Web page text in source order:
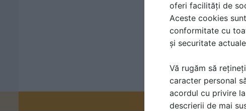
Promovați-vă
oferi facilități de
Aceste cookies
conformitate cu
și securitate
Vă rugăm să
caracter personal
acordul cu privire
descrierii de mai